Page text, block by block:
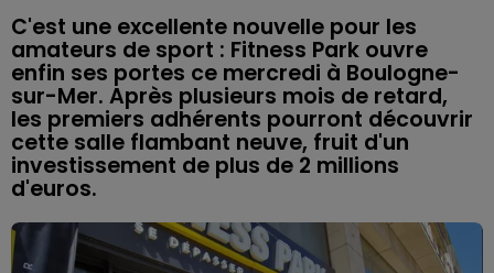
C'est une excellente nouvelle pour les
amateurs de sport : Fitness Park ouvre
enfin ses portes ce mercredi à Boulogne-
sur-Mer. Après plusieurs mois de retard,
les premiers adhérents pourront découvrir
cette salle flambant neuve, fruit d'un
investissement de plus de 2 millions
d'euros.